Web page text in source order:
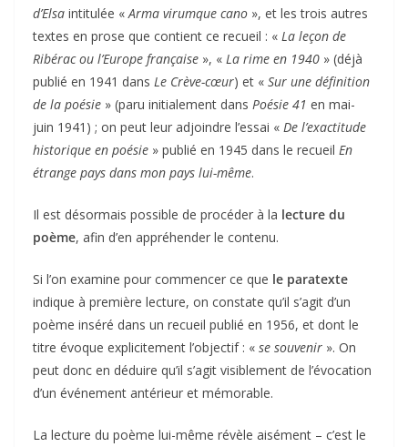
d’Elsa intitulée «Arma virumque cano », et les trois autres
textes en prose que contient ce recueil : « La leçon de
Ribérac ou l’Europe française », « La rime en 1940 » (déjà
publié en 1941 dans Le Crève-cœur) et « Sur une définition
de la poésie » (paru initialement dans Poésie 41 en mai-
juin 1941) ; on peut leur adjoindre l’essai « De l’exactitude
historique en poésie » publié en 1945 dans le recueil En
étrange pays dans mon pays lui-même.
Il est désormais possible de procéder à la lecture du
poème, afin d’en appréhender le contenu.
Si l’on examine pour commencer ce que le paratexte
indique à première lecture, on constate qu’il s’agit d’un
poème inséré dans un recueil publié en 1956, et dont le
titre évoque explicitement l’objectif : « se souvenir ». On
peut donc en déduire qu’il s’agit visiblement de l’évocation
d’un événement antérieur et mémorable.
La lecture du poème lui-même révèle aisément – c’est le